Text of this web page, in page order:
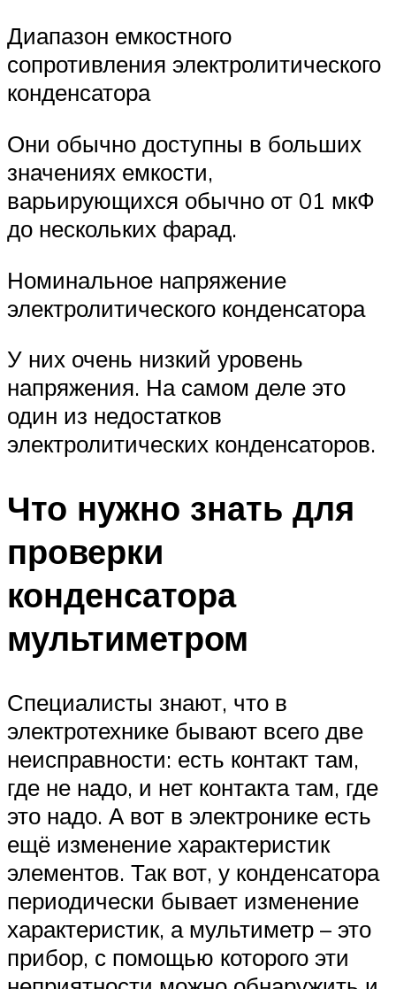
Диапазон емкостного
сопротивления электролитического
конденсатора
Они обычно доступны в больших
значениях емкости,
варьирующихся обычно от 01 мкФ
до нескольких фарад.
Номинальное напряжение
электролитического конденсатора
У них очень низкий уровень
напряжения. На самом деле это
один из недостатков
электролитических конденсаторов.
Что нужно знать для
проверки
конденсатора
мультиметром
Специалисты знают, что в
электротехнике бывают всего две
неисправности: есть контакт там,
где не надо, и нет контакта там, где
это надо. А вот в электронике есть
ещё изменение характеристик
элементов. Так вот, у конденсатора
периодически бывает изменение
характеристик, а мультиметр – это
прибор, с помощью которого эти